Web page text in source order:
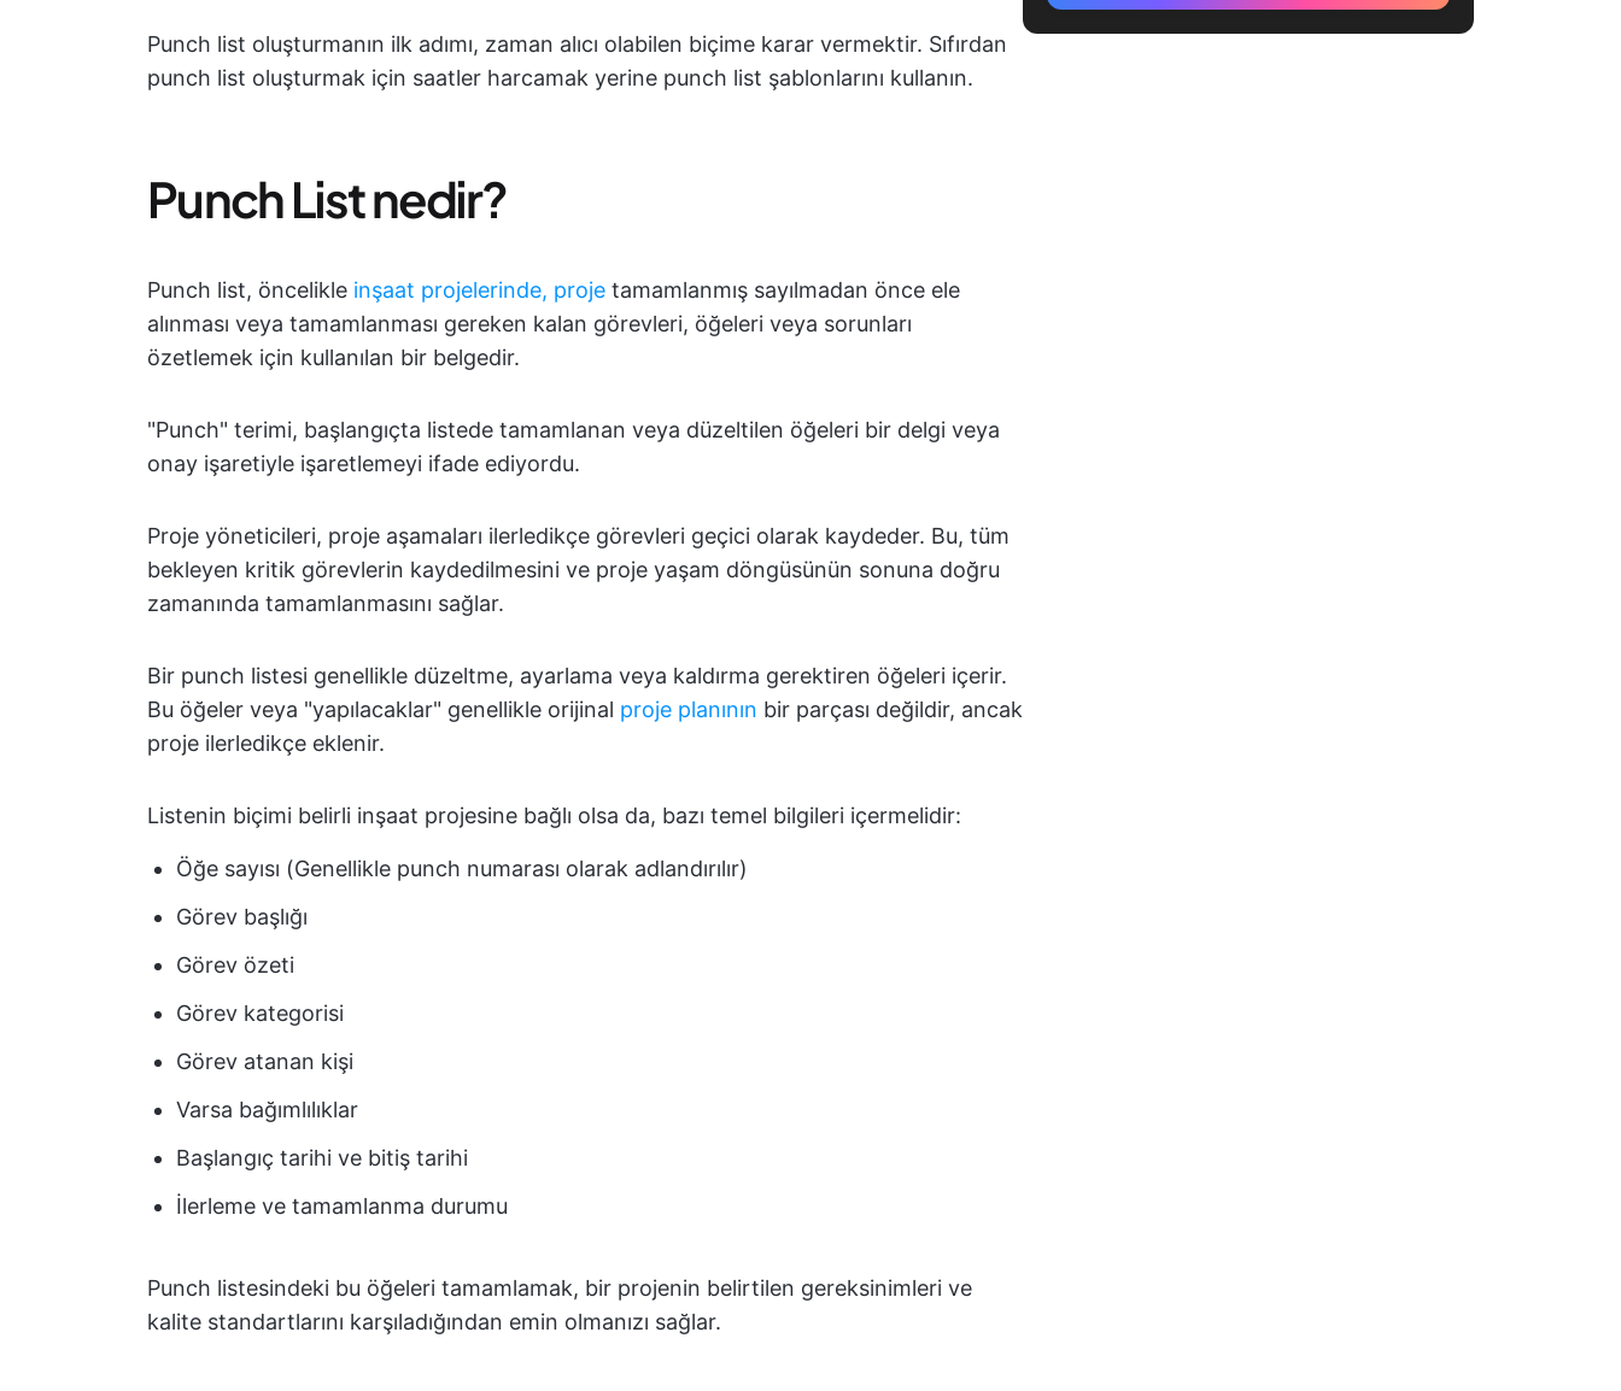
Punch list oluşturmanın ilk adımı, zaman alıcı olabilen biçime karar vermektir. Sıfırdan
punch list oluşturmak için saatler harcamak yerine punch list şablonlarını kullanın.
Punch List nedir?
Punch list, öncelikle inşaat projelerinde, proje tamamlanmış sayılmadan önce ele
alınması veya tamamlanması gereken kalan görevleri, öğeleri veya sorunları
özetlemek için kullanılan bir belgedir.
"Punch" terimi, başlangıçta listede tamamlanan veya düzeltilen öğeleri bir delgi veya
onay işaretiyle işaretlemeyi ifade ediyordu.
Proje yöneticileri, proje aşamaları ilerledikçe görevleri geçici olarak kaydeder. Bu, tüm
bekleyen kritik görevlerin kaydedilmesini ve proje yaşam döngüsünün sonuna doğru
zamanında tamamlanmasını sağlar.
Bir punch listesi genellikle düzeltme, ayarlama veya kaldırma gerektiren öğeleri içerir.
Bu öğeler veya "yapılacaklar" genellikle orijinal proje planının bir parçası değildir, ancak
proje ilerledikçe eklenir.
Listenin biçimi belirli inşaat projesine bağlı olsa da, bazı temel bilgileri içermelidir:
Öğe sayısı (Genellikle punch numarası olarak adlandırılır)
Görev başlığı
Görev özeti
Görev kategorisi
Görev atanan kişi
Varsa bağımlılıklar
Başlangıç tarihi ve bitiş tarihi
İlerleme ve tamamlanma durumu
Punch listesindeki bu öğeleri tamamlamak, bir projenin belirtilen gereksinimleri ve
kalite standartlarını karşıladığından emin olmanızı sağlar.